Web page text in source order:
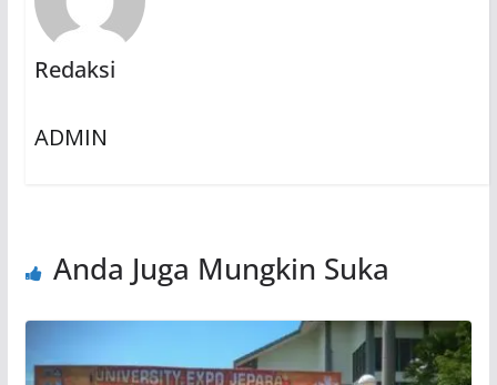
Redaksi
ADMIN
Anda Juga Mungkin Suka